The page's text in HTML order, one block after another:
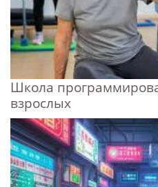
Школа
взрослых